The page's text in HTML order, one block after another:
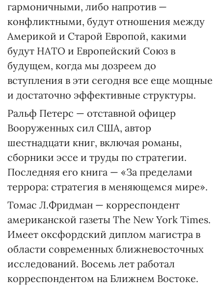
гармоничными, либо напротив —
конфликтными, будут отношения между
Америкой и Старой Европой, какими
будут НАТО и Европейский Союз в
будущем, когда мы дозреем до
вступления в эти сегодня все еще мощные
и достаточно эффективные структуры.
Ральф Петерс — отставной офицер
Вооруженных сил США, автор
шестнадцати книг, включая романы,
сборники эссе и труды по стратегии.
Последняя его книга — «За пределами
террора: стратегия в меняющемся мире».
Томас Л.Фридман — корреспондент
американской газеты The New York Times.
Имеет оксфордский диплом магистра в
области современных ближневосточных
исследований. Восемь лет работал
корреспондентом на Ближнем Востоке.